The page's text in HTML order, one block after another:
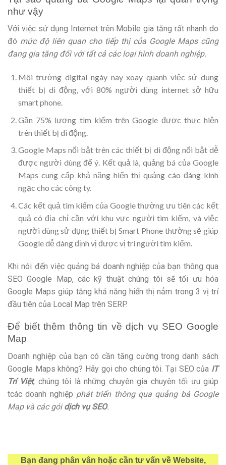
như vậy
Với việc sử dụng Internet trên Mobile gia tăng rất nhanh do
đó mức độ liên quan cho tiếp thị của Google Maps cũng
đang gia tăng đối với tất cả các loại hình doanh nghiệp.
Môi trường digital ngày nay xoay quanh việc sử dụng
thiết bị di động, với 80% người dùng internet sở hữu
smart phone.
Gần 75% lượng tìm kiếm trên Google được thực hiện
trên thiết bị di động.
Google Maps nổi bật trên các thiết bị di động nổi bật dễ
được người dùng để ý. Kết quả là, quảng bá của Google
Maps cung cấp khả năng hiển thị quảng cáo đáng kinh
ngạc cho các công ty.
Các kết quả tìm kiếm của Google thường ưu tiên các kết
quả có địa chỉ cần với khu vực người tìm kiếm, và việc
người dùng sử dụng thiết bị Smart Phone thường sẽ giúp
Google dễ dàng định vị được vị trí người tìm kiếm.
Khi nói đến việc quảng bá doanh nghiệp của bạn thông qua
SEO Google Map, các kỹ thuật chúng tôi sẽ tối ưu hóa
Google Maps giúp tăng khả năng hiển thị nẳm trong 3 vị trí
đầu tiên của Local Map trên SERP.
Để biết thêm thông tin về dịch vụ SEO Google
Map
Doanh nghiệp của bạn có cần tăng cường trong danh sách
Google Maps không? Hãy gọi cho chúng tôi. Tại SEO của IT
Trí Việt, chúng tôi là những chuyên gia chuyên tối ưu giúp
tcác doanh nghiệp phát triển thông qua quảng bá Google
Map và các góidịch vụ SEO.
Bạn đang phân vân hoặc cần tư vấn về Website,